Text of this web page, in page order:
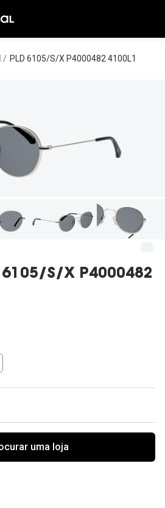
A
Pedro
Ayres
Ver todas
PLD 6105/S/X P4000482 4100L1
6105/S/X P4000482
uma loja